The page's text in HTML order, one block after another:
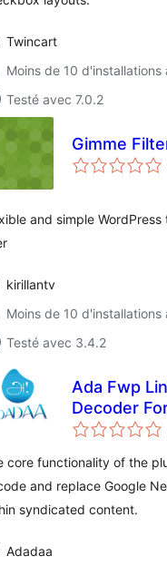
Twincart
Moins de 10 d'installations
Testé avec 7.0.2
Gimme
and simple
kirillantv
Moins de 10 d'installations
Testé avec 3.4.2
Ada Fwp
Decoder
Google
core functionality of the
and replace Google
syndicated content.
Adadaa